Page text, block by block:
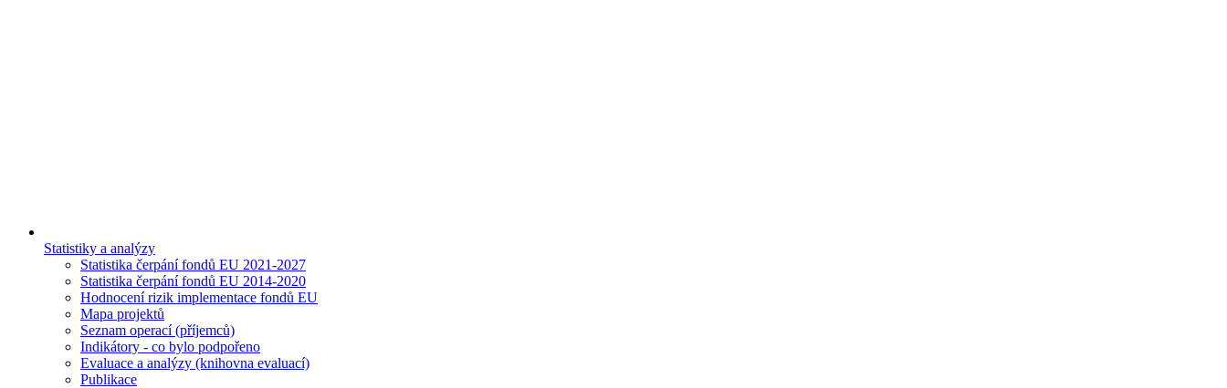
Statistiky a analýzy
Statistika čerpání fondů EU 2021-2027
Statistika čerpání fondů EU 2014-2020
Hodnocení rizik implementace fondů EU
Mapa projektů
Seznam operací (příjemců)
Indikátory - co bylo podpořeno
Evaluace a analýzy (knihovna evaluací)
Publikace